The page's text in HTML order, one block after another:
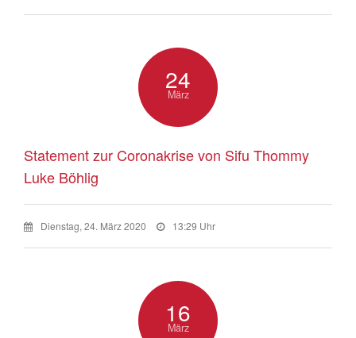
24
März
Statement zur Coronakrise von Sifu Thommy
Luke Böhlig
Dienstag, 24. März 2020 13:29 Uhr
16
März